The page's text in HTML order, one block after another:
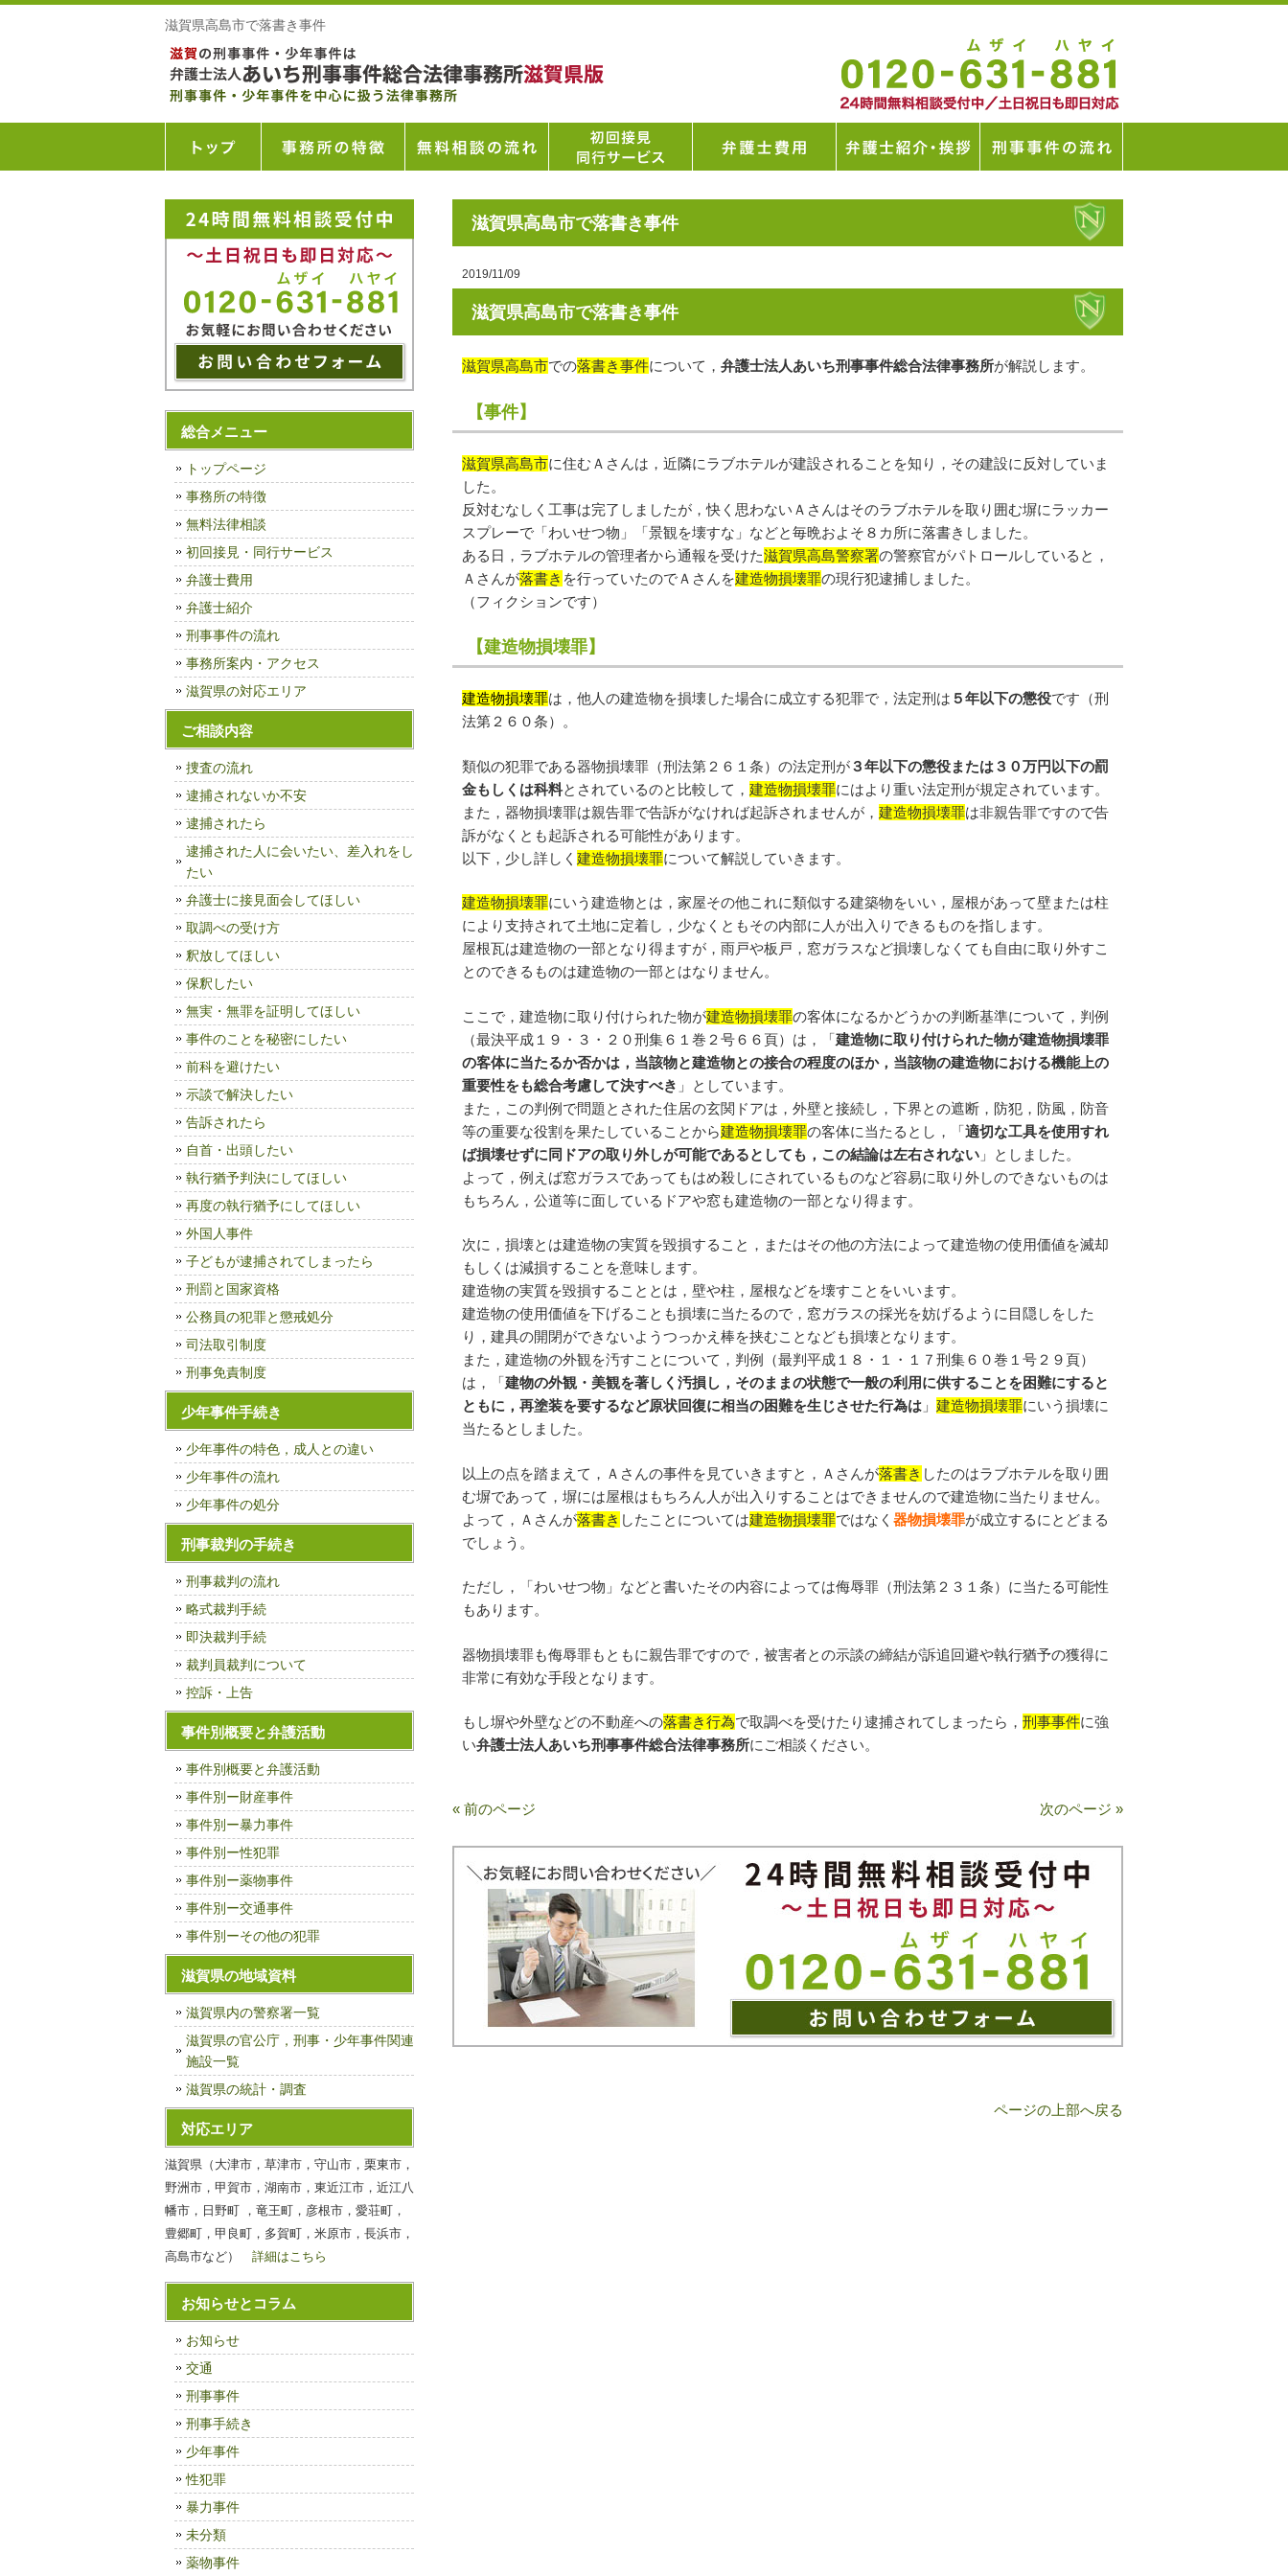
滋賀県高島市で落書き事件
滋賀県高島市で落書き事件
2019/11/09
滋賀県高島市で落書き事件
滋賀県高島市での落書き事件について， 弁護士法人あいち刑事事件総合法律事務所が解説します。
【事件】
滋賀県高島市に住むＡさんは，近隣にラブホテルが建設されることを知り，その建設に反対していま
した。
反対むなしく工事は完了しましたが，快く思わないＡさんはそのラブホテルを取り囲む塀にラッカー
スプレーで「わいせつ物」「景観を壊すな」などと毎晩およそ８カ所に落書きしました。
ある日，ラブホテルの管理者から通報を受けた滋賀県高島警察署の警察官がパトロールしていると，
Ａさんが落書き を行っていたのでＡさんを建造物損壊罪の現行犯逮捕しました。
（フィクションです）
【建造物損壊罪】
建造物損壊罪は，他人の建造物を損壊した場合に成立する犯罪で，法定刑は ５年以下の懲役です（刑
法第２６０条）。
類似の犯罪である器物損壊罪（刑法第２６１条）の法定刑が３年以下の懲役または３０万円以下の罰
金もしくは科料とされているのと比較して， 建造物損壊罪にはより重い法定刑が規定されています。
また，器物損壊罪は親告罪で告訴がなければ起訴されませんが， 建造物損壊罪は非親告罪ですので告
訴がなくとも起訴される可能性があります。
以下，少し詳しく 建造物損壊罪について解説していきます。
建造物損壊罪にいう建造物とは，家屋その他これに類似する建築物をいい，屋根があって壁または柱
により支持されて土地に定着し，少なくともその内部に人が出入りできるものを指します。
屋根瓦は建造物の一部となり得ますが，雨戸や板戸，窓ガラスなど損壊しなくても自由に取り外すこ
とのできるものは建造物の一部とはなりません。
ここで，建造物に取り付けられた物が建造物損壊罪の客体になるかどうかの判断基準について，判例
（最決平成１９・３・２０刑集６１巻２号６６頁）は，「建造物に取り付けられた物が建造物損壊罪
の客体に当たるか否かは，当該物と建造物との接合の程度のほか，当該物の建造物における機能上の
重要性をも総合考慮して決すべき 」としています。
また，この判例で問題とされた住居の玄関ドアは，外壁と接続し，下界との遮断，防犯，防風，防音
等の重要な役割を果たしていることから建造物損壊罪の客体に当たるとし，「適切な工具を使用すれ
ば損壊せずに同ドアの取り外しが可能であるとしても，この結論は左右されない 」としました。
よって，例えば窓ガラスであってもはめ殺しにされているものなど容易に取り外しのできないものは
もちろん，公道等に面しているドアや窓も建造物の一部となり得ます。
次に，損壊とは建造物の実質を毀損すること，またはその他の方法によって建造物の使用価値を滅却
もしくは減損することを意味します。
建造物の実質を毀損することとは，壁や柱，屋根などを壊すことをいいます。
建造物の使用価値を下げることも損壊に当たるので，窓ガラスの採光を妨げるように目隠しをした
り，建具の開閉ができないようつっかえ棒を挟むことなども損壊となります。
また，建造物の外観を汚すことについて，判例（最判平成１８・１・１７刑集６０巻１号２９頁）
は，「建物の外観・美観を著しく汚損し，そのままの状態で一般の利用に供することを困難にすると
ともに，再塗装を要するなど原状回復に相当の困難を生じさせた行為は 」 建造物損壊罪にいう損壊に
当たるとしました。
以上の点を踏まえて，Ａさんの事件を見ていきますと，Ａさんが落書き したのはラブホテルを取り囲
む塀であって，塀には屋根はもちろん人が出入りすることはできませんので建造物に当たりません。
よって，Ａさんが落書き したことについては建造物損壊罪ではなく 器物損壊罪が成立するにとどまる
でしょう。
ただし，「わいせつ物」などと書いたその内容によっては侮辱罪（刑法第２３１条）に当たる可能性
もあります。
器物損壊罪も侮辱罪もともに親告罪ですので，被害者との示談の締結が訴追回避や執行猶予の獲得に
非常に有効な手段となります。
もし塀や外壁などの不動産への落書き行為で取調べを受けたり逮捕されてしまったら， 刑事事件に強
い弁護士法人あいち刑事事件総合法律事務所にご相談ください。
« 前のページ 次のページ »
ページの上部へ戻る
総合メニュー
トップページ
事務所の特徴
無料法律相談
初回接見・同行サービス
弁護士費用
弁護士紹介
刑事事件の流れ
事務所案内・アクセス
滋賀県の対応エリア
ご相談内容
捜査の流れ
逮捕されないか不安
逮捕されたら
逮捕された人に会いたい、差入れをし
たい
弁護士に接見面会してほしい
取調べの受け方
釈放してほしい
保釈したい
無実・無罪を証明してほしい
事件のことを秘密にしたい
前科を避けたい
示談で解決したい
告訴されたら
自首・出頭したい
執行猶予判決にしてほしい
再度の執行猶予にしてほしい
外国人事件
子どもが逮捕されてしまったら
刑罰と国家資格
公務員の犯罪と懲戒処分
司法取引制度
刑事免責制度
少年事件手続き
少年事件の特色，成人との違い
少年事件の流れ
少年事件の処分
刑事裁判の手続き
刑事裁判の流れ
略式裁判手続
即決裁判手続
裁判員裁判について
控訴・上告
事件別概要と弁護活動
事件別概要と弁護活動
事件別ー財産事件
事件別ー暴力事件
事件別ー性犯罪
事件別ー薬物事件
事件別ー交通事件
事件別ーその他の犯罪
滋賀県の地域資料
滋賀県内の警察署一覧
滋賀県の官公庁，刑事・少年事件関連
施設一覧
滋賀県の統計・調査
対応エリア
滋賀県（大津市，草津市，守山市，栗東市，
野洲市，甲賀市，湖南市，東近江市，近江八
幡市，日野町 ，竜王町，彦根市，愛荘町，
豊郷町，甲良町，多賀町，米原市，長浜市，
高島市など） 詳細はこちら
お知らせとコラム
お知らせ
交通
刑事事件
刑事手続き
少年事件
性犯罪
暴力事件
未分類
薬物事件